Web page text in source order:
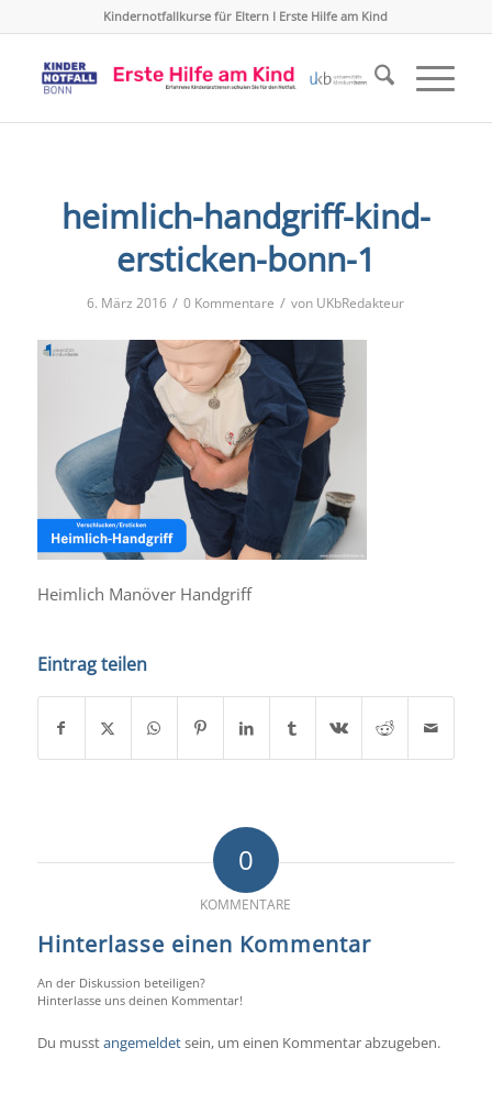
Kindernotfallkurse für Eltern I Erste Hilfe am Kind
heimlich-handgriff-kind-
ersticken-bonn-1
6. März 2016 / 0 Kommentare / von UKbRedakteur
Heimlich Manöver Handgriff
Eintrag teilen
0
KOMMENTARE
Hinterlasse einen Kommentar
An der Diskussion beteiligen?
Hinterlasse uns deinen Kommentar!
Du musstangemeldetsein, um einen Kommentar abzugeben.